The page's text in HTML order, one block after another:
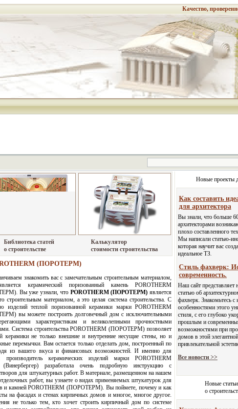
Качество,
Библиотека статей
о строительстве
Калькулятор
стоимости строительства
(ПОРОТЕРМ)
знакомить вас с замечательным строительным материалом,
керамический поризованный камень POROTHERM
Вы уже узнали, что POROTHERM (ПОРОТЕРМ) является
строительным материалом, а это целая система строительства. С
изделий теплой поризованной керамики марки POROTHERM
вы можете построить долговечный дом с исключительными
характеристикам и великолепными прочностными
Система строительства POROTHERM (ПОРОТЕРМ) позволяет
керамики не только внешние и внутренние несущие стены, но и
перемычки. Вам остается только отделать дом, построенный по
из вашего вкуса и финансовых возможностей. И именно для
керамических изделий марки POROTHERM
разработала очень подробную инструкцию с
для штукатурных работ. В материале, размещенном на нашем
работ, вы узнаете о видах применяемых штукатурок для
и камней POROTHERM (ПОРОТЕРМ). Вы поймете, почему и как
на фасадах и стенах кирпичных домов и многое, многое другое.
не только тем, кто хочет строить кирпичный дом по системе
Новые проекты
Как составить
для архитектора
Вы знали, что больше
архитекторами
плохо составленного
Мы написали статью-
которая научит вас
идеальное ТЗ.
Стиль фахверк:
современность.
Наш сайт представляет
статью об
фахверк. Знакомьтесь с
особенностями этого
стиля, с его глубоко
прошлым и
возможностями при
домов в этой
привлекательной
Все новости >>
Новые статьи
о